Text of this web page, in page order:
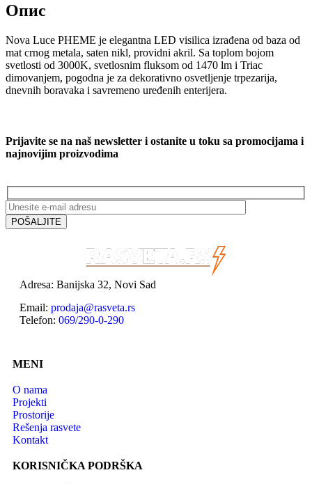
Опис
Nova Luce PHEME je elegantna LED visilica izrađena od baza od
mat crnog metala, saten nikl, providni akril. Sa toplom bojom
svetlosti od 3000K, svetlosnim fluksom od 1470 lm i Triac
dimovanjem, pogodna je za dekorativno osvetljenje trpezarija,
dnevnih boravaka i savremeno uređenih enterijera.
Prijavite se na naš newsletter i ostanite u toku sa promocijama i
najnovijim proizvodima
Adresa: Banijska 32, Novi Sad
Email: prodaja@rasveta.rs
Telefon: 069/290-0-290
MENI
O nama
Projekti
Prostorije
Rešenja rasvete
Kontakt
KORISNIČKA PODRŠKA